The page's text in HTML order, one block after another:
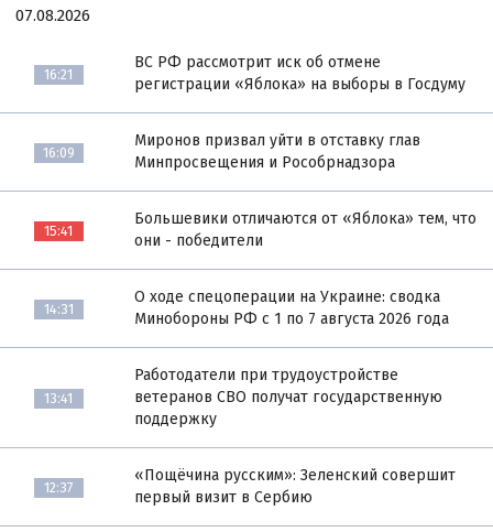
07.08.2026
16:21
ВС РФ рассмотрит иск об отмене
регистрации «Яблока» на выборы в Госдуму
16:09
Миронов призвал уйти в отставку глав
Минпросвещения и Рособрнадзора
15:41
Большевики отличаются от «Яблока» тем, что
они - победители
14:31
О ходе спецоперации на Украине: сводка
Минобороны РФ с 1 по 7 августа 2026 года
13:41
Работодатели при трудоустройстве
ветеранов СВО получат государственную
поддержку
12:37
«Пощёчина русским»: Зеленский совершит
первый визит в Сербию